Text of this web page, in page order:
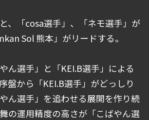
、「cosa選手」、「ネモ選手」が
Sol 熊本」がリードする。
ん選手」と「KEI.B選手」による
盤から「KEI.B選手」がどっしり
ん選手」を追わせる展開を作り続
の運用精度の高さが「こばやん選